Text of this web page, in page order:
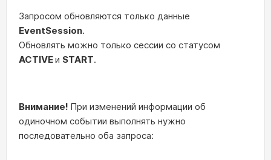
Запросом обновляются только данные
EventSession.
Обновлять можно только сессии со статусом
ACTIVEи START.
Внимание! При изменений информации об
одиночном событии выполнять нужно
последовательно оба запроса: